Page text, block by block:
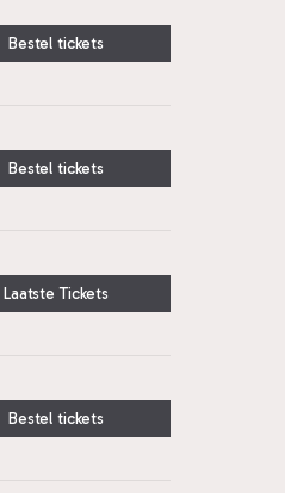
Bestel tickets
Bestel tickets
Laatste Tickets
Bestel tickets